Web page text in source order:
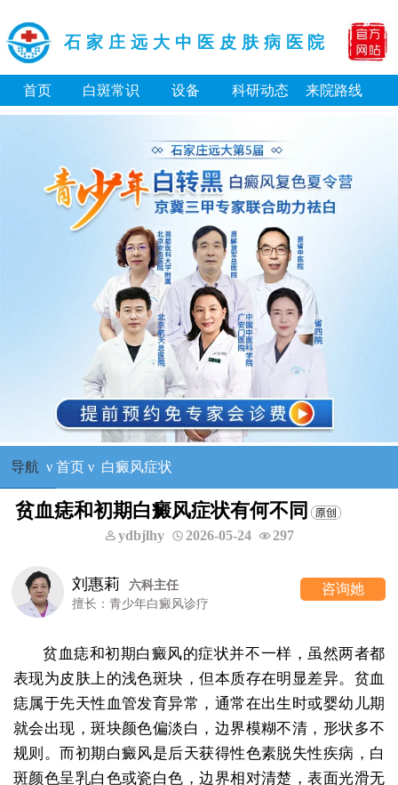
石家庄远大中医皮肤病医院
首页 白斑常识 设备 科研动态 来院路线
导航 ν 首页ν 白癜风症状
贫血痣和初期白癜风症状有何不同
ydbjlhy 2026-05-24 297
刘惠莉
六科主任
擅长：青少年白癜风诊疗
咨询她
贫血痣和初期白癜风的症状并不一样，虽然两者都
表现为皮肤上的浅色斑块，但本质存在明显差异。贫血
痣属于先天性血管发育异常，通常在出生时或婴幼儿期
就会出现，斑块颜色偏淡白，边界模糊不清，形状多不
规则。而初期白癜风是后天获得性色素脱失性疾病，白
斑颜色呈乳白色或瓷白色，边界相对清楚，表面光滑无